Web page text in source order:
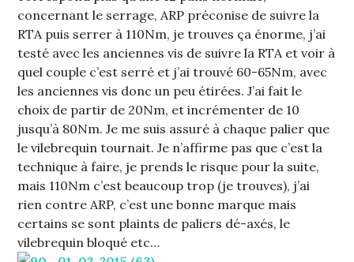
concernant le serrage, ARP préconise de suivre la
RTA puis serrer à 110Nm, je trouves ça énorme, j’ai
testé avec les anciennes vis de suivre la RTA et voir à
quel couple c’est serré et j’ai trouvé 60-65Nm, avec
les anciennes vis donc un peu étirées. J’ai fait le
choix de partir de 20Nm, et incrémenter de 10
jusqu’à 80Nm. Je me suis assuré à chaque palier que
le vilebrequin tournait. Je n’affirme pas que c’est la
technique à faire, je prends le risque pour la suite,
mais 110Nm c’est beaucoup trop (je trouves), j’ai
rien contre ARP, c’est une bonne marque mais
certains se sont plaints de paliers dé-axés, le
vilebrequin bloqué etc…